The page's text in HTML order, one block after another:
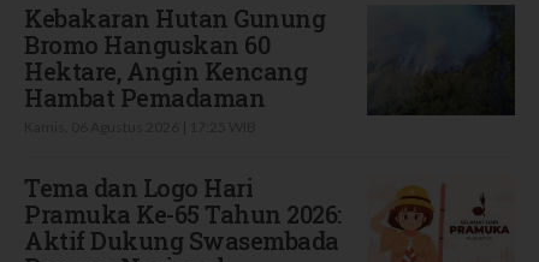
Kebakaran Hutan Gunung
Bromo Hanguskan 60
Hektare, Angin Kencang
Hambat Pemadaman
Tema dan Logo Hari
Pramuka Ke-65 Tahun 2026:
Aktif Dukung Swasembada